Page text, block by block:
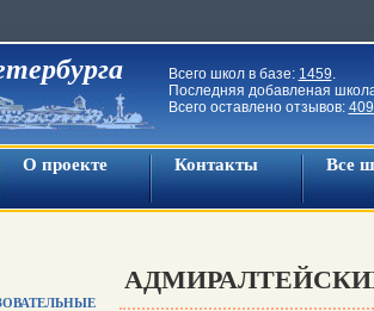
Всего школ в базе: 1459.
Последняя добавленая
Всего оставлено отзывов:
О проекте Контакты Все